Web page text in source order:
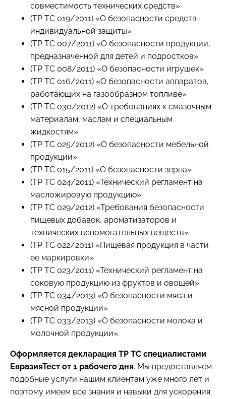
совместимость технических средств»
(ТР ТС 019/2011) «О безопасности средств
индивидуальной защиты»
(ТР ТС 007/2011) «О безопасности продукции,
предназначенной для детей и подростков»
(ТР ТС 008/2011) «О безопасности игрушек»
(ТР ТС 016/2011) «О безопасности аппаратов,
работающих на газообразном топливе»
(ТР ТС 030/2012) «О требованиях к смазочным
материалам, маслам и специальным
жидкостям»
(ТР ТС 025/2012) «О безопасности мебельной
продукции»
(ТР ТС 015/2011) «О безопасности зерна»
(ТР ТС 024/2011) «Технический регламент на
масложировую продукцию»
(ТР ТС 029/2012) «Требования безопасности
пищевых добавок, ароматизаторов и
технических вспомогательных веществ»
(ТР ТС 022/2011) «Пищевая продукция в части
ее маркировки»
(ТР ТС 023/2011) «Технический регламент на
соковую продукцию из фруктов и овощей»
(ТР ТС 034/2013) «О безопасности мяса и
мясной продукции»
(ТР ТС 033/2013) «О безопасности молока и
молочной продукции».
Оформляется декларация ТР ТС специалистами
ЕвразияТест от 1 рабочего дня. Мы предоставляем
подобные услуги нашим клиентам уже много лет и
поэтому имеем все знания и навыки для ускорения